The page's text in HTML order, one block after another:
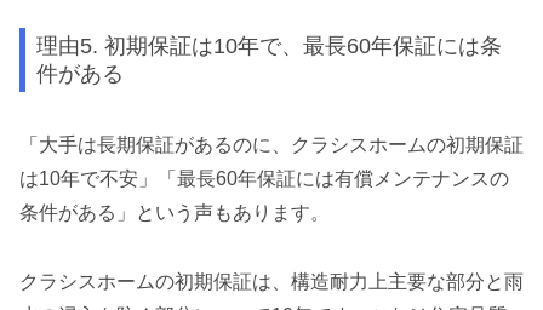
理由5. 初期保証は10年で、最長60年保証には条
件がある
「大手は長期保証があるのに、クラシスホームの初期保証
は10年で不安」「最長60年保証には有償メンテナンスの
条件がある」という声もあります。
クラシスホームの初期保証は、構造耐力上主要な部分と雨